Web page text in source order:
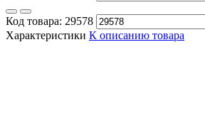
Код товара: 29578
Характеристики К описанию товара